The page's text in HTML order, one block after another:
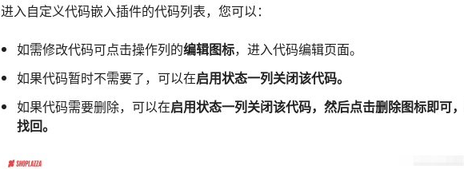
进入自定义代码嵌入插件的代码列表，您可以：
如需修改代码可点击操作列的编辑图标，进入代码编辑页面。
如果代码暂时不需要了，可以在启用状态一列关闭该代码。
如果代码需要删除，可以在启用状态一列关闭该代码，然后点击删除图标即可
找回。